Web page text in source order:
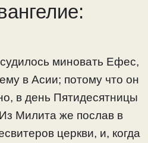
миновать Ефес,
в Асии; потому что он
в день Пятидесятницы
Милита же послав в
церкви, и, когда